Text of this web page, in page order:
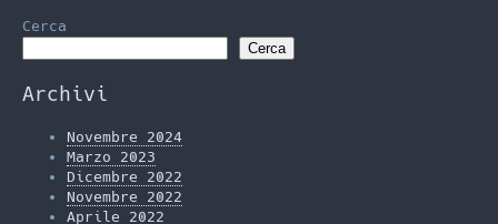
r
o
Cerca
Cerca
Archivi
Novembre 2024
Marzo 2023
Dicembre 2022
Novembre 2022
Aprile 2022